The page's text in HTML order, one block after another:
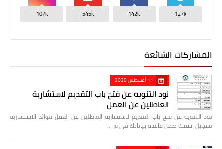
127k
142k
545k
107k
المشاركات الشائعة
11 أغسطس 2020
نود التنويه عن فتح باب التقديم لاستشارية
العاطلين عن العمل
نود التنويه عن فتح باب التقديم لاستشارية العاطلين عن العمل فوائد الاستشارية
تسجيل اسمك ضمن قاعدة بياناتك في وزا…